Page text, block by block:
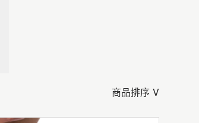
商品排序